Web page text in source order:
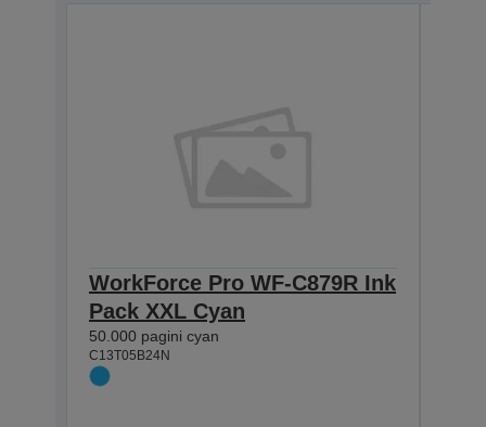
WorkForce Pro WF-C879R Ink
Pack XXL Cyan
50.000 pagini cyan
C13T05B24N